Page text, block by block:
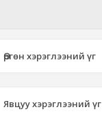
Өргөн хэрэглээний үг
Явцуу хэрэглээний үг